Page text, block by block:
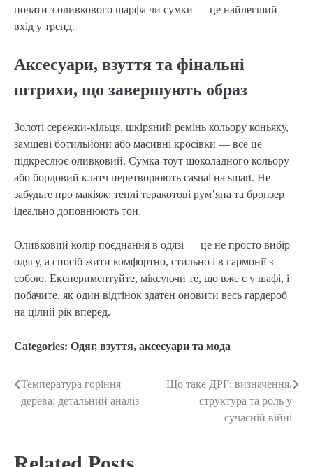
почати з оливкового шарфа чи сумки — це найлегший
вхід у тренд.
Аксесуари, взуття та фінальні
штрихи, що завершують образ
Золоті сережки-кільця, шкіряний ремінь кольору коньяку,
замшеві ботильйони або масивні кросівки — все це
підкреслює оливковий. Сумка-тоут шоколадного кольору
або бордовий клатч перетворюють casual на smart. Не
забудьте про макіяж: теплі теракотові рум’яна та бронзер
ідеально доповнюють тон.
Оливковий колір поєднання в одязі — це не просто вибір
одягу, а спосіб жити комфортно, стильно і в гармонії з
собою. Експериментуйте, міксуючи те, що вже є у шафі, і
побачите, як один відтінок здатен оновити весь гардероб
на цілий рік вперед.
Categories: Одяг, взуття, аксесуари та мода
Post
navigation
Температура горіння
дерева: детальний аналіз
Що таке ДРГ: визначення,
структура та роль у
сучасній війні